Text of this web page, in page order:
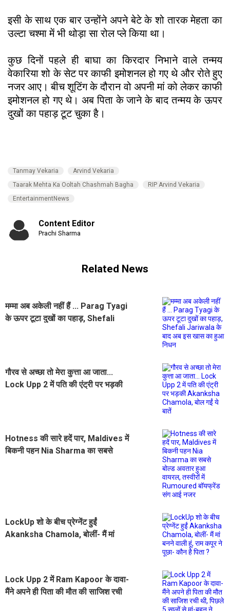
इसी के साथ एक बार उन्होंने अपने बेटे के शो तारक मेहता का
उल्टा चश्मा में भी थोड़ा सा रोल प्ले किया था।
कुछ दिनों पहले ही बाघा का किरदार निभाने वाले तन्मय
वेकारिया शो के सेट पर काफी इमोशनल हो गए थे और रोते हुए
नजर आए। बीच शूटिंग के दौरान वो अपनी मां को लेकर काफी
इमोशनल हो गए थे। अब पिता के जाने के बाद तन्मय के ऊपर
दुखों का पहाड़ टूट चुका है।
Tanmay Vekaria
Arvind Vekaria
Taarak Mehta Ka Ooltah Chashmah Bagha
RIP Arvind Vekaria
EntertainmentNews
Content Editor
Prachi Sharma
Related News
मम्मा अब अकेली नहीं हैं ... Parag Tyagi
के ऊपर टूटा दुखों का पहाड़, Shefali
गौरव से अच्छा तो मेरा कुत्ता आ जाता...
Lock Upp 2 में पति की एंट्री पर भड़की
Hotness की सारे हदें पार, Maldives में
बिकनी पहन Nia Sharma का सबसे
LockUp शो के बीच प्रेग्नेंट हुईं
Akanksha Chamola, बोलीं- मैं मां
Lock Upp 2 में Ram Kapoor के दावा-
मैंने अपने ही पिता की मौत की साजिश रची